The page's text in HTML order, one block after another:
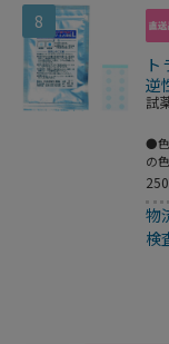
8
逆
試
●色
の
や
よ
多
り
物
検